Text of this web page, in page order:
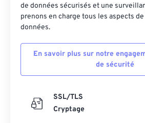
de données sécurisés et une
prenons en charge tous les aspects
données.
En savoir plus sur notre
de sécurité
SSL/TLS
Cryptage